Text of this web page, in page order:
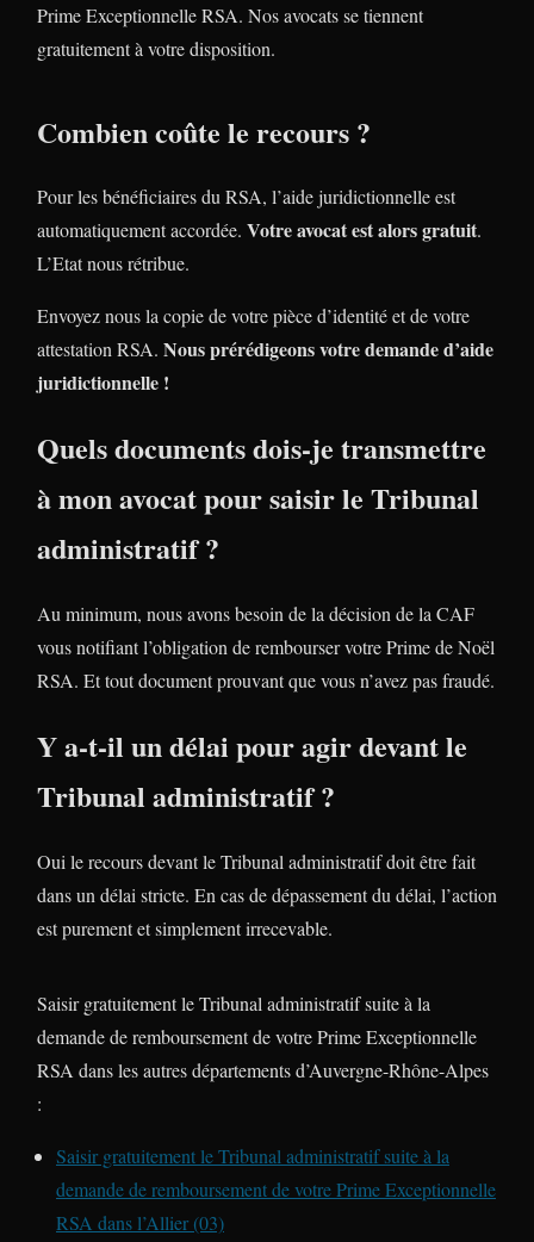
Prime Exceptionnelle RSA. Nos avocats se tiennent
gratuitement à votre disposition.
Combien coûte le recours ?
Pour les bénéficiaires du RSA, l’aide juridictionnelle est
automatiquement accordée. Votre avocat est alors gratuit.
L’Etat nous rétribue.
Envoyez nous la copie de votre pièce d’identité et de votre
attestation RSA. Nous prérédigeons votre demande d’aide
juridictionnelle !
Quels documents dois-je transmettre
à mon avocat pour saisir le Tribunal
administratif ?
Au minimum, nous avons besoin de la décision de la CAF
vous notifiant l’obligation de rembourser votre Prime de Noël
RSA. Et tout document prouvant que vous n’avez pas fraudé.
Y a-t-il un délai pour agir devant le
Tribunal administratif ?
Oui le recours devant le Tribunal administratif doit être fait
dans un délai stricte. En cas de dépassement du délai, l’action
est purement et simplement irrecevable.
Saisir gratuitement le Tribunal administratif suite à la
demande de remboursement de votre Prime Exceptionnelle
RSA dans les autres départements d’Auvergne-Rhône-Alpes
:
Saisir gratuitement le Tribunal administratif suite à la
demande de remboursement de votre Prime Exceptionnelle
RSA dans l’Allier (03)